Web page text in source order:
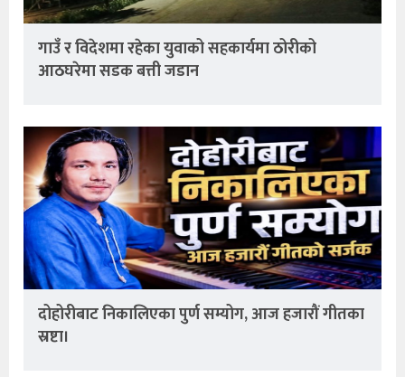
गाउँ र विदेशमा रहेका युवाको सहकार्यमा ठोरीको
आठघरेमा सडक बत्ती जडान
दोहोरीबाट निकालिएका पुर्ण सम्योग, आज हजारौं गीतका
स्रष्टा।